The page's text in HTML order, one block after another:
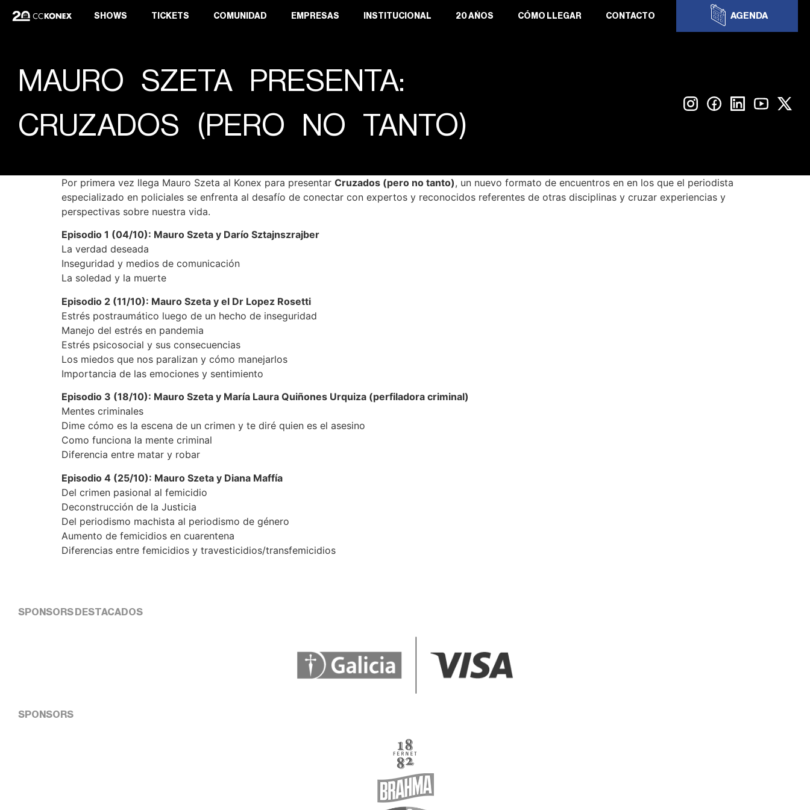
SHOWS TICKETS COMUNIDAD EMPRESAS INSTITUCIONAL 20 AÑOS CÓMO LLEGAR CONTACTO AGENDA
MAURO SZETA PRESENTA:
CRUZADOS (PERO NO TANTO)
Por primera vez llega Mauro Szeta al Konex para presentar Cruzados (pero no tanto), un nuevo formato de encuentros en en los que el periodista
especializado en policiales se enfrenta al desafío de conectar con expertos y reconocidos referentes de otras disciplinas y cruzar experiencias y
perspectivas sobre nuestra vida.
Episodio 1 (04/10): Mauro Szeta y Darío Sztajnszrajber
La verdad deseada
Inseguridad y medios de comunicación
La soledad y la muerte
Episodio 2 (11/10): Mauro Szeta y el Dr Lopez Rosetti
Estrés postraumático luego de un hecho de inseguridad
Manejo del estrés en pandemia
Estrés psicosocial y sus consecuencias
Los miedos que nos paralizan y cómo manejarlos
Importancia de las emociones y sentimiento
Episodio 3 (18/10): Mauro Szeta y María Laura Quiñones Urquiza (perfiladora criminal)
Mentes criminales
Dime cómo es la escena de un crimen y te diré quien es el asesino
Como funciona la mente criminal
Diferencia entre matar y robar
Episodio 4 (25/10): Mauro Szeta y Diana Maffía
Del crimen pasional al femicidio
Deconstrucción de la Justicia
Del periodismo machista al periodismo de género
Aumento de femicidios en cuarentena
Diferencias entre femicidios y travesticidios/transfemicidios
SPONSORS DESTACADOS
SPONSORS